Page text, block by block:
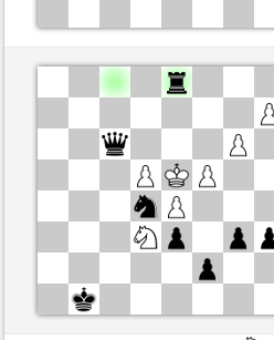
Wit
GowiththeFlow (1243)
senzienti (1281) (-18)
Speelduur: 3 minutes/side + 3
Partij telt mee voor de ranglijst